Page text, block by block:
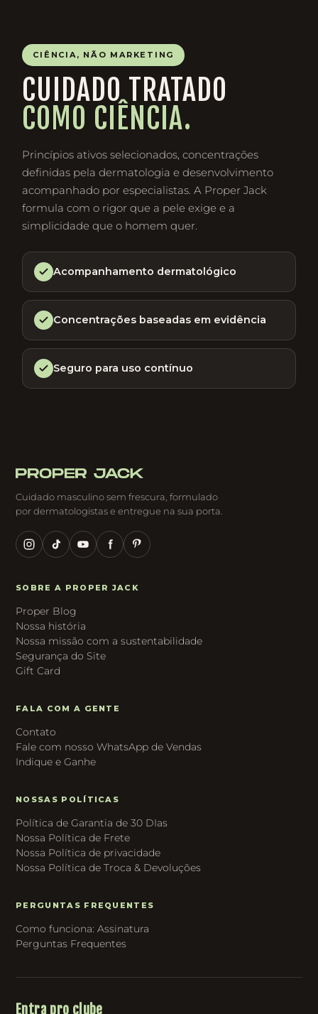
CIÊNCIA, NÃO MARKETING
CUIDADO TRATADO
COMO CIÊNCIA.
Princípios ativos selecionados, concentrações
definidas pela dermatologia e desenvolvimento
acompanhado por especialistas. A Proper Jack
formula com o rigor que a pele exige e a
simplicidade que o homem quer.
Acompanhamento dermatológico
Concentrações baseadas em evidência
Seguro para uso contínuo
Cuidado masculino sem frescura, formulado
por dermatologistas e entregue na sua porta.
SOBRE A PROPER JACK
Proper Blog
Nossa história
Nossa missão com a sustentabilidade
Segurança do Site
Gift Card
FALA COM A GENTE
Contato
Fale com nosso WhatsApp de Vendas
Indique e Ganhe
NOSSAS POLÍTICAS
Política de Garantia de 30 DIas
Nossa Política de Frete
Nossa Política de privacidade
Nossa Política de Troca & Devoluções
PERGUNTAS FREQUENTES
Como funciona: Assinatura
Perguntas Frequentes
Entra pro clube